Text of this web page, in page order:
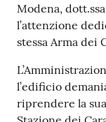
Modena,
l’attenzione
stessa Arma dei
l’edificio
riprendere la